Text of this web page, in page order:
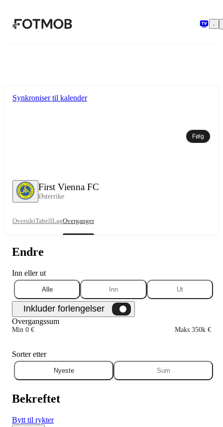
First Vienna FC
Østerrike
Synkroniser til kalender
Følg
OversiktTabellLagOverganger
Endre
Inn eller ut
Alle Inn Ut
Overgangssum
Min 0 € Maks 350k €
Sorter etter
Nyeste Sum
Bekreftet
Bytt til rykter